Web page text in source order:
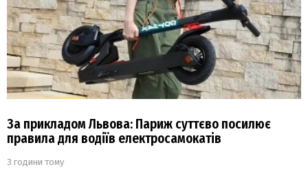
За прикладом Львова: Париж суттєво посилює
правила для водіїв електросамокатів
3 години тому